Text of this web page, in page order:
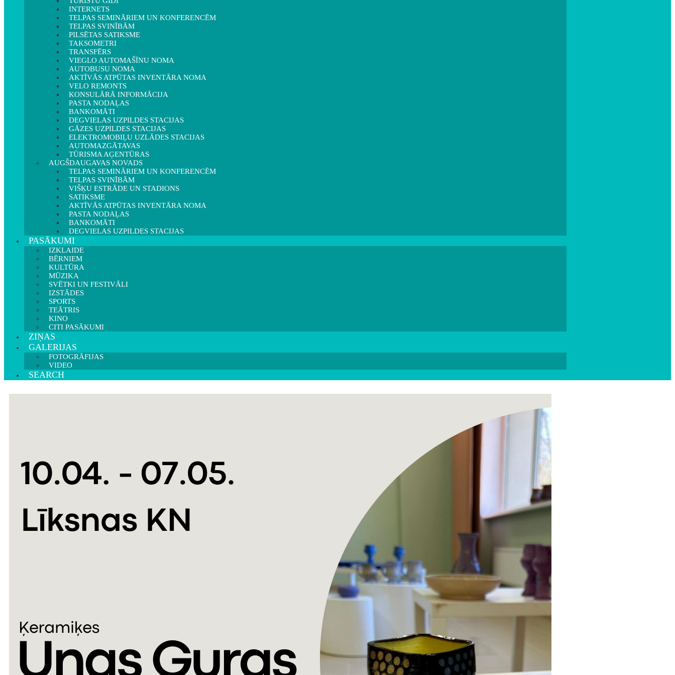
INTERNETS
TELPAS SEMINĀRIEM UN KONFERENCĒM
TELPAS SVINĪBĀM
PILSĒTAS SATIKSME
TAKSOMETRI
TRANSFĒRS
VIEGLO AUTOMAŠĪNU NOMA
AUTOBUSU NOMA
AKTĪVĀS ATPŪTAS INVENTĀRA NOMA
VELO REMONTS
KONSULĀRĀ INFORMĀCIJA
PASTA NODAĻAS
BANKOMĀTI
DEGVIELAS UZPILDES STACIJAS
GĀZES UZPILDES STACIJAS
ELEKTROMOBIĻU UZLĀDES STACIJAS
AUTOMAZGĀTAVAS
TŪRISMA AĢENTŪRAS
AUGŠDAUGAVAS NOVADS
TELPAS SEMINĀRIEM UN KONFERENCĒM
TELPAS SVINĪBĀM
VIŠĶU ESTRĀDE UN STADIONS
SATIKSME
AKTĪVĀS ATPŪTAS INVENTĀRA NOMA
PASTA NODAĻAS
BANKOMĀTI
DEGVIELAS UZPILDES STACIJAS
PASĀKUMI
IZKLAIDE
BĒRNIEM
KULTŪRA
MŪZIKA
SVĒTKI UN FESTIVĀLI
IZSTĀDES
SPORTS
TEĀTRIS
KINO
CITI PASĀKUMI
ZIŅAS
GALERIJAS
FOTOGRĀFIJAS
VIDEO
SEARCH